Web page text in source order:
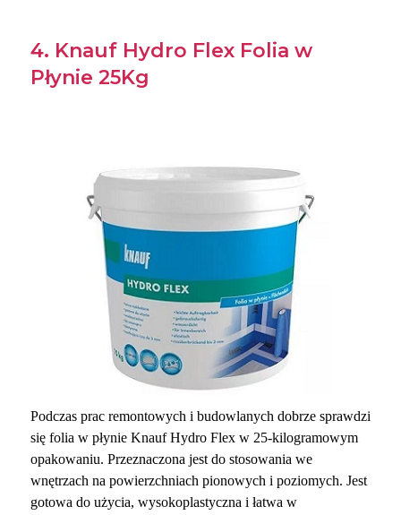
4. Knauf Hydro Flex Folia w
Płynie 25Kg
Podczas prac remontowych i budowlanych dobrze sprawdzi
się folia w płynie Knauf Hydro Flex w 25-kilogramowym
opakowaniu. Przeznaczona jest do stosowania we
wnętrzach na powierzchniach pionowych i poziomych. Jest
gotowa do użycia, wysokoplastyczna i łatwa w